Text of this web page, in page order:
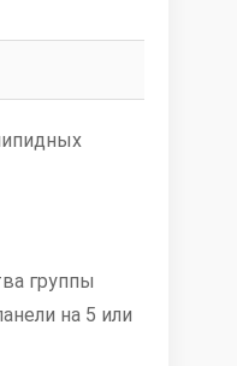
группы
на 5 или